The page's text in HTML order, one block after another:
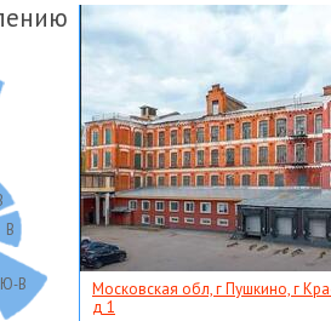
В
Ю-В
Московская обл, г Пушкино, г
д 1